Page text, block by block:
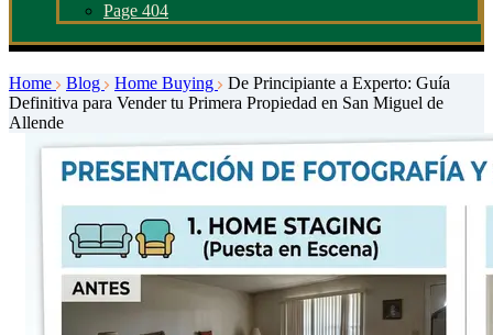
Page 404
Home Blog Home Buying
De Principiante a Experto: Guía
Definitiva para Vender tu Primera Propiedad en San Miguel de
Allende